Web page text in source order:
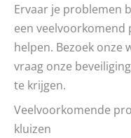
Ervaar je problemen
een veelvoorkomend
helpen. Bezoek onze
vraag onze
te krijgen.
Veelvoorkomende
kluizen